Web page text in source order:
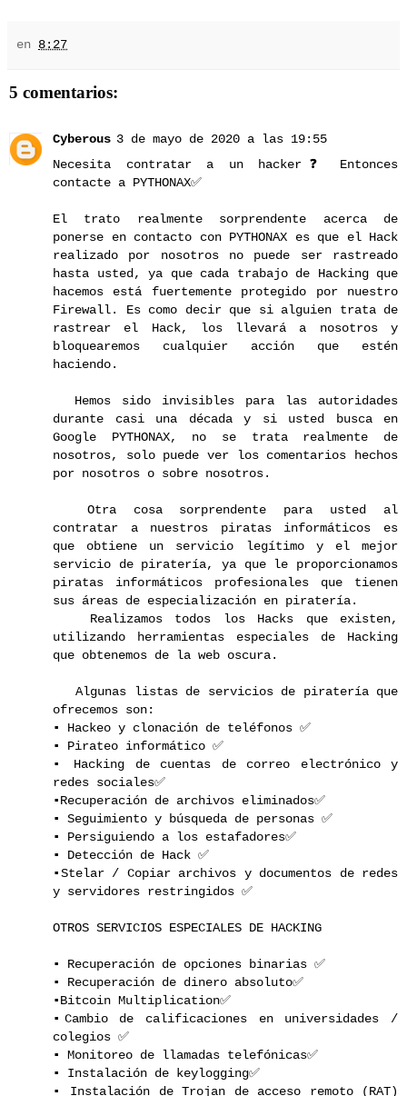
en 8:27
5 comentarios:
Cyberous 3 de mayo de 2020 a las 19:55
Necesita contratar a un hacker❓ Entonces
contacte a PYTHONAX✅
El trato realmente sorprendente acerca de
ponerse en contacto con PYTHONAX es que el Hack
realizado por nosotros no puede ser rastreado
hasta usted, ya que cada trabajo de Hacking que
hacemos está fuertemente protegido por nuestro
Firewall. Es como decir que si alguien trata de
rastrear el Hack, los llevará a nosotros y
bloquearemos cualquier acción que estén
haciendo.
Hemos sido invisibles para las autoridades
durante casi una década y si usted busca en
Google PYTHONAX, no se trata realmente de
nosotros, solo puede ver los comentarios hechos
por nosotros o sobre nosotros.
Otra cosa sorprendente para usted al
contratar a nuestros piratas informáticos es
que obtiene un servicio legítimo y el mejor
servicio de piratería, ya que le proporcionamos
piratas informáticos profesionales que tienen
sus áreas de especialización en piratería.
Realizamos todos los Hacks que existen,
utilizando herramientas especiales de Hacking
que obtenemos de la web oscura.
Algunas listas de servicios de piratería que
ofrecemos son:
▪️ Hackeo y clonación de teléfonos ✅
▪️ Pirateo informático ✅
▪️ Hacking de cuentas de correo electrónico y
redes sociales✅
▪️Recuperación de archivos eliminados✅
▪️ Seguimiento y búsqueda de personas ✅
▪️ Persiguiendo a los estafadores✅
▪️ Detección de Hack ✅
▪️Stelar / Copiar archivos y documentos de redes
y servidores restringidos ✅
OTROS SERVICIOS ESPECIALES DE HACKING
▪️ Recuperación de opciones binarias ✅
▪️ Recuperación de dinero absoluto✅
▪️Bitcoin Multiplication✅
▪️Cambio de calificaciones en universidades /
colegios ✅
▪️ Monitoreo de llamadas telefónicas✅
▪️ Instalación de keylogging✅
▪️ Instalación de Trojan de acceso remoto (RAT)